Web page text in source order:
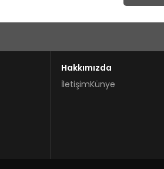
Hakkımızda
İletişimKünye